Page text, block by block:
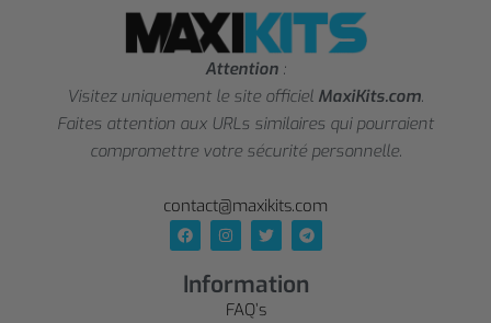
Attention :
Visitez uniquement le site officiel MaxiKits.com.
Faites attention aux URLs similaires qui pourraient
compromettre votre sécurité personnelle.
contact@maxikits.com
Information
FAQ’s